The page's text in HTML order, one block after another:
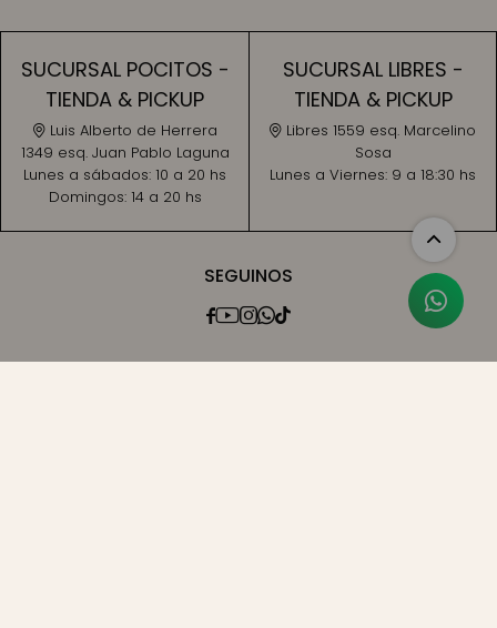
SEGUINOS

SUCURSAL POCITOS -
TIENDA & PICKUP
Luis Alberto de Herrera
1349 esq. Juan Pablo Laguna
Lunes a sábados: 10 a 20 hs
Domingos: 14 a 20 hs
SUCURSAL LIBRES -
TIENDA & PICKUP
Libres 1559 esq. Marcelino
Sosa
Lunes a Viernes: 9 a 18:30 hs